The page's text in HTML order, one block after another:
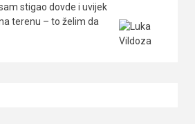
stigao dovde i uvijek
terenu – to želim da